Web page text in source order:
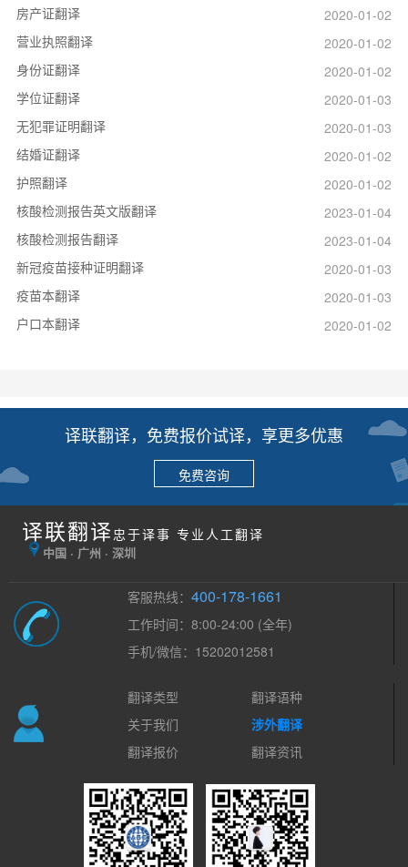
房产证翻译
2020-01-02
营业执照翻译
2020-01-02
身份证翻译
2020-01-02
学位证翻译
2020-01-03
无犯罪证明翻译
2020-01-03
结婚证翻译
2020-01-02
护照翻译
2020-01-02
核酸检测报告英文版翻译
2023-01-04
核酸检测报告翻译
2023-01-04
新冠疫苗接种证明翻译
2020-01-03
疫苗本翻译
2020-01-03
户口本翻译
2020-01-02
译联翻译，免费报价试译，享更多优惠
免费咨询
译联翻译 忠于译事 专业人工翻译
中国 · 广州 · 深圳
客服热线：400-178-1661
工作时间：8:00-24:00 (全年)
手机/微信：15202012581
翻译类型
翻译语种
关于我们
涉外翻译
翻译报价
翻译资讯